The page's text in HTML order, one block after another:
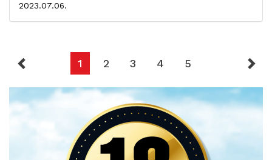
2023.07.06.
1 2 3 4 5